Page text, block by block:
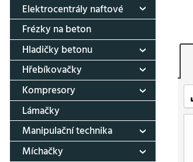
Elektrocentrály naftové
Frézky na beton
Hladičky betonu
Hřebíkovačky
Kompresory
Lámačky
Manipulační technika
Míchačky